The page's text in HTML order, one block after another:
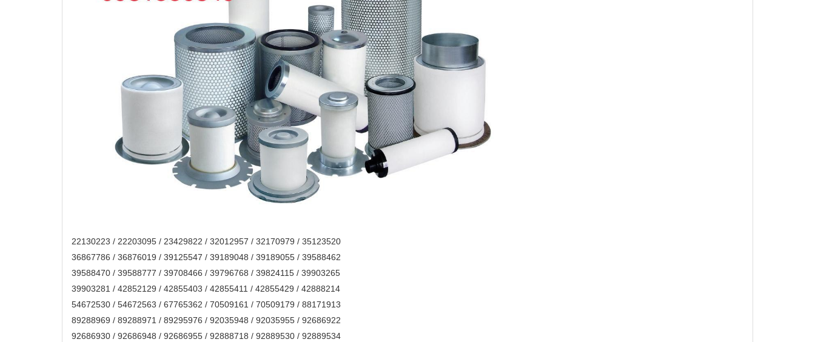
22130223 / 22203095 / 23429822 / 32012957 / 32170979 / 35123520
36867786 / 36876019 / 39125547 / 39189048 / 39189055 / 39588462
39588470 / 39588777 / 39708466 / 39796768 / 39824115 / 39903265
39903281 / 42852129 / 42855403 / 42855411 / 42855429 / 42888214
54672530 / 54672563 / 67765362 / 70509161 / 70509179 / 88171913
89288969 / 89288971 / 89295976 / 92035948 / 92035955 / 92686922
92686930 / 92686948 / 92686955 / 92888718 / 92889530 / 92889534